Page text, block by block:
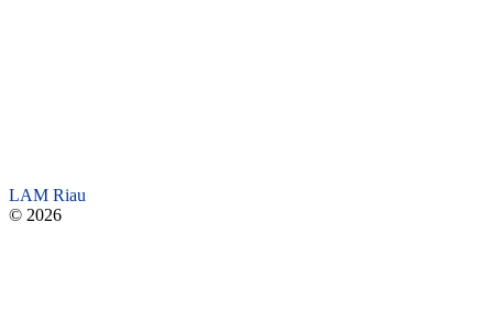
LAM Riau
© 2026